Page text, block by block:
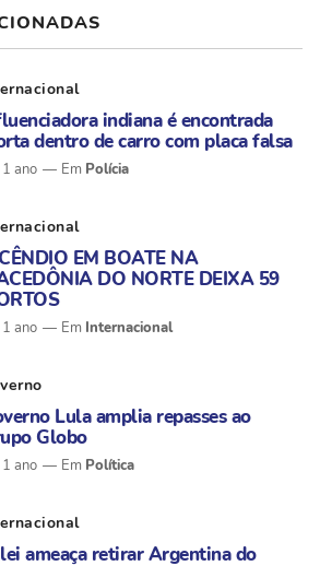
indiana é encontrada
dentro de carro com placa falsa
ano Polícia
EM BOATE NA
DO NORTE DEIXA 59
ano Internacional
Lula amplia repasses ao
Globo
ano Política
ameaça retirar Argentina do